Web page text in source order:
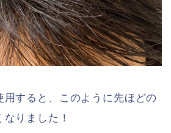
用すると、このように先ほどの
りました！